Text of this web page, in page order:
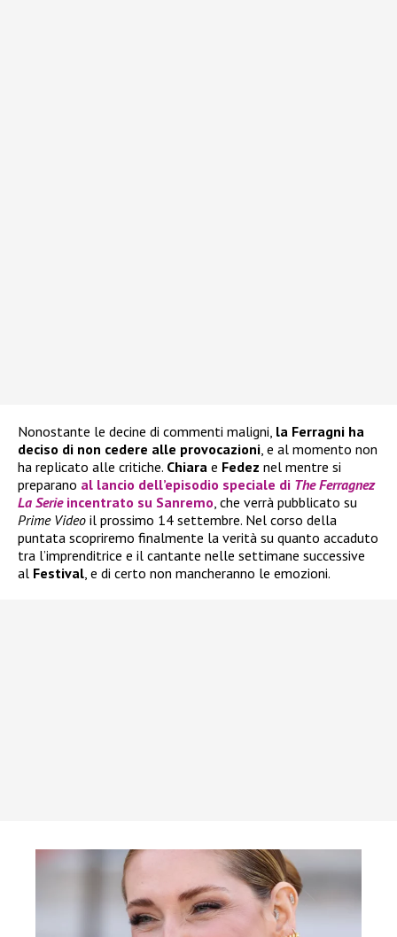
Nonostante le decine di commenti maligni, la Ferragni ha
deciso di non cedere alle provocazioni , e al momento non
ha replicato alle critiche. Chiara e Fedez nel mentre si
preparano al lancio dell’episodio speciale di The Ferragnez
La Serieincentrato su Sanremo , che verrà pubblicato su
Prime Video il prossimo 14 settembre. Nel corso della
puntata scopriremo finalmente la verità su quanto accaduto
tra l’imprenditrice e il cantante nelle settimane successive
al Festival , e di certo non mancheranno le emozioni.